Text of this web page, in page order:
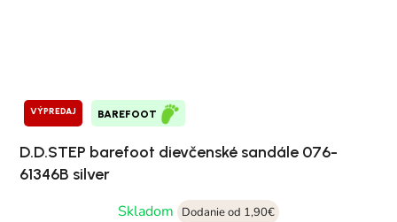
VÝPREDAJ BAREFOOT
D.D.STEP barefoot dievčenské sandále 076-
61346B silver
Skladom
Dodanie od 1,90€